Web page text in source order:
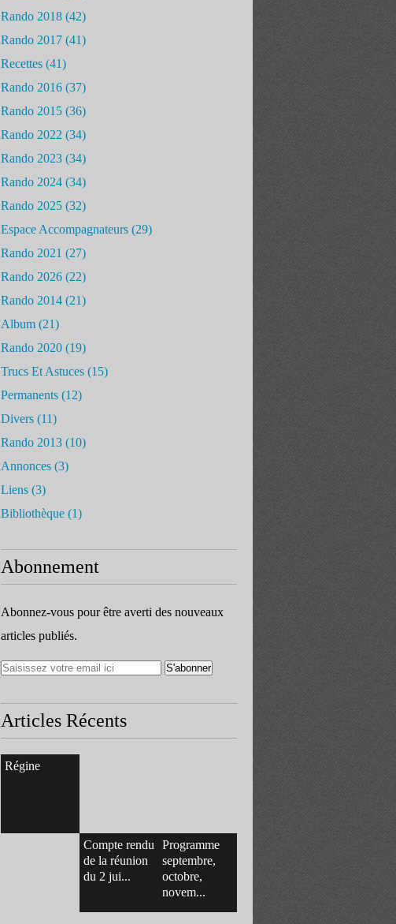
Rando 2018 (42)
Rando 2017 (41)
Recettes (41)
Rando 2016 (37)
Rando 2015 (36)
Rando 2022 (34)
Rando 2023 (34)
Rando 2024 (34)
Rando 2025 (32)
Espace Accompagnateurs (29)
Rando 2021 (27)
Rando 2026 (22)
Rando 2014 (21)
Album (21)
Rando 2020 (19)
Trucs Et Astuces (15)
Permanents (12)
Divers (11)
Rando 2013 (10)
Annonces (3)
Liens (3)
Bibliothèque (1)
Abonnement
Abonnez-vous pour être averti des nouveaux
articles publiés.
Articles Récents
Régine
Compte rendu
de la réunion
du 2 jui...
Programme
septembre,
octobre,
novem...